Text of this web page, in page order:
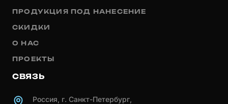
ПРОДУКЦИЯ ПОД НАНЕСЕНИЕ
СКИДКИ
О НАС
ПРОЕКТЫ
СВЯЗЬ
Россия, г. Санкт-Петербург,